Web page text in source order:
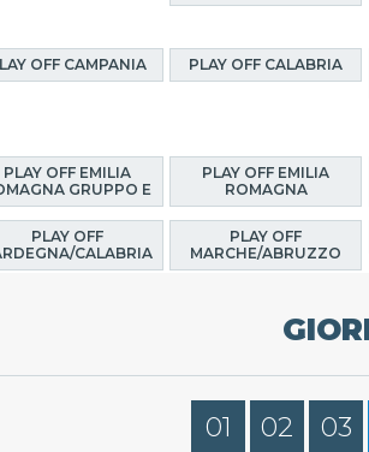
OFF CAMPANIA PLAY OFF CALABRIA
PLAY OFF EMILIA
GRUPPO E
PLAY OFF EMILIA
ROMAGNA
PLAY OFF
CALABRIA
PLAY OFF
MARCHE/ABRUZZO
01 02 03